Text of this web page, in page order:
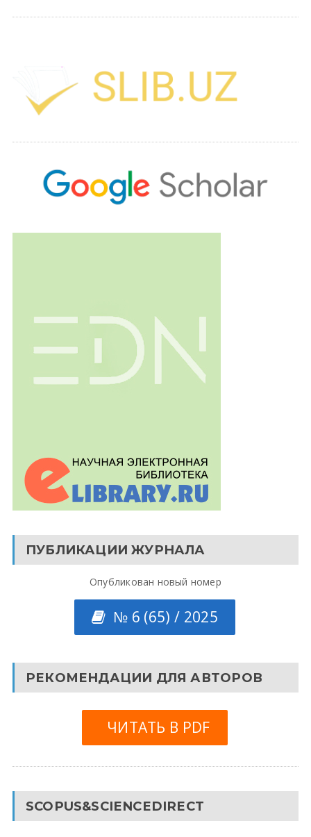
ПУБЛИКАЦИИ ЖУРНАЛА
Опубликован новый номер
№ 6 (65) / 2025
РЕКОМЕНДАЦИИ ДЛЯ АВТОРОВ
ЧИТАТЬ В PDF
SCOPUS&SCIENCEDIRECT